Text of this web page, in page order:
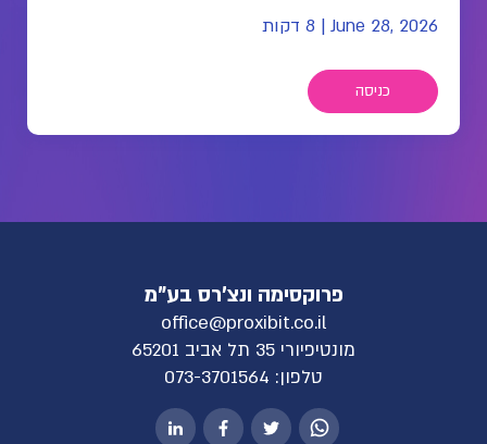
June 28, 2026
| 8 דקות
כניסה
פרוקסימה ונצ'רס בע"מ
office@proxibit.co.il
מונטיפיורי 35 תל אביב 65201
טלפון: 073-3701564